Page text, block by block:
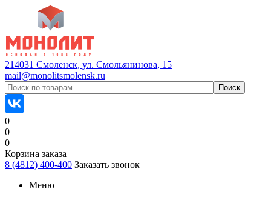
214031 Смоленск, ул. Смольянинова, 15
mail@monolitsmolensk.ru
0
0
0
Корзина заказа
8 (4812) 400-400 Заказать звонок
Меню